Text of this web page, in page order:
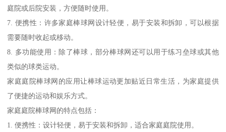
庭院或后院安装，方便随时使用。
7. 便携性：许多家庭棒球网设计轻便，易于安装和拆卸，可以根据
需要随时收起或移动。
8. 多功能使用：除了棒球，部分棒球网还可以用于练习垒球或其他
类似的球类运动。
家庭庭院棒球网的应用让棒球运动更加贴近日常生活，为家庭提供
了便捷的运动和娱乐方式。
家庭庭院棒球网的特点包括：
1. 便携性：设计轻便，易于安装和拆卸，适合家庭庭院使用。